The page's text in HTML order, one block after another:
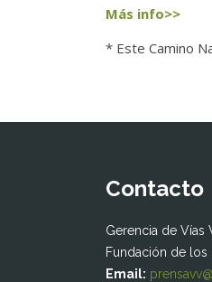
Más info>>
* Este Camino
Contacto
Gerencia de Vías
Fundación de los
Email: